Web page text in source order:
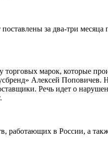
за два-три
торговых марок, которые
Алексей Поповичев.
Речь идет о
работающих в России, а